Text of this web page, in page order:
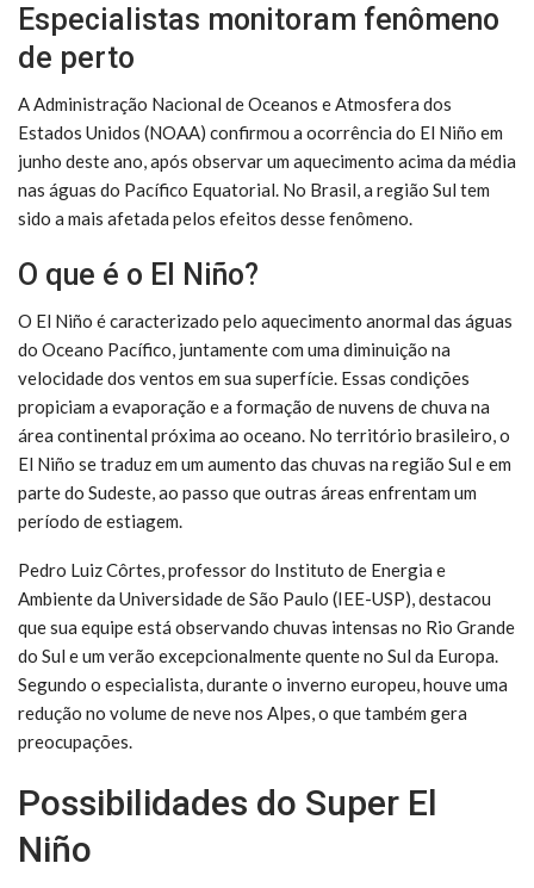
Especialistas monitoram fenômeno
de perto
A Administração Nacional de Oceanos e Atmosfera dos
Estados Unidos (NOAA) confirmou a ocorrência do El Niño em
junho deste ano, após observar um aquecimento acima da média
nas águas do Pacífico Equatorial. No Brasil, a região Sul tem
sido a mais afetada pelos efeitos desse fenômeno.
O que é o El Niño?
O El Niño é caracterizado pelo aquecimento anormal das águas
do Oceano Pacífico, juntamente com uma diminuição na
velocidade dos ventos em sua superfície. Essas condições
propiciam a evaporação e a formação de nuvens de chuva na
área continental próxima ao oceano. No território brasileiro, o
El Niño se traduz em um aumento das chuvas na região Sul e em
parte do Sudeste, ao passo que outras áreas enfrentam um
período de estiagem.
Pedro Luiz Côrtes, professor do Instituto de Energia e
Ambiente da Universidade de São Paulo (IEE-USP), destacou
que sua equipe está observando chuvas intensas no Rio Grande
do Sul e um verão excepcionalmente quente no Sul da Europa.
Segundo o especialista, durante o inverno europeu, houve uma
redução no volume de neve nos Alpes, o que também gera
preocupações.
Possibilidades do Super El
Niño